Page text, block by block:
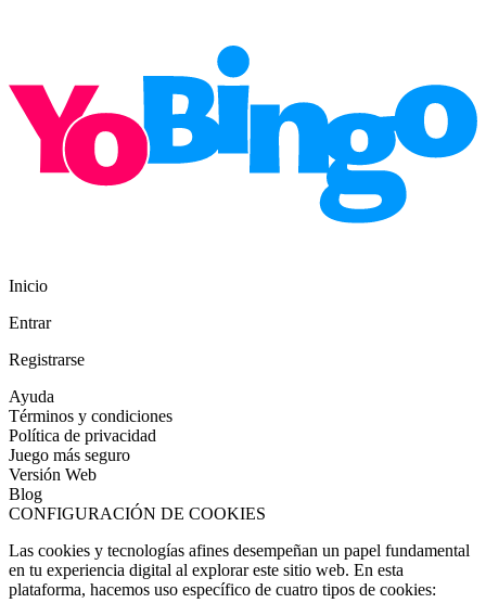
Inicio
Entrar
Registrarse
Ayuda
Términos y condiciones
Política de privacidad
Juego más seguro
Versión Web
Blog
CONFIGURACIÓN DE COOKIES
Las cookies y tecnologías afines desempeñan un papel fundamental
en tu experiencia digital al explorar este sitio web. En esta
plataforma, hacemos uso específico de cuatro tipos de cookies: